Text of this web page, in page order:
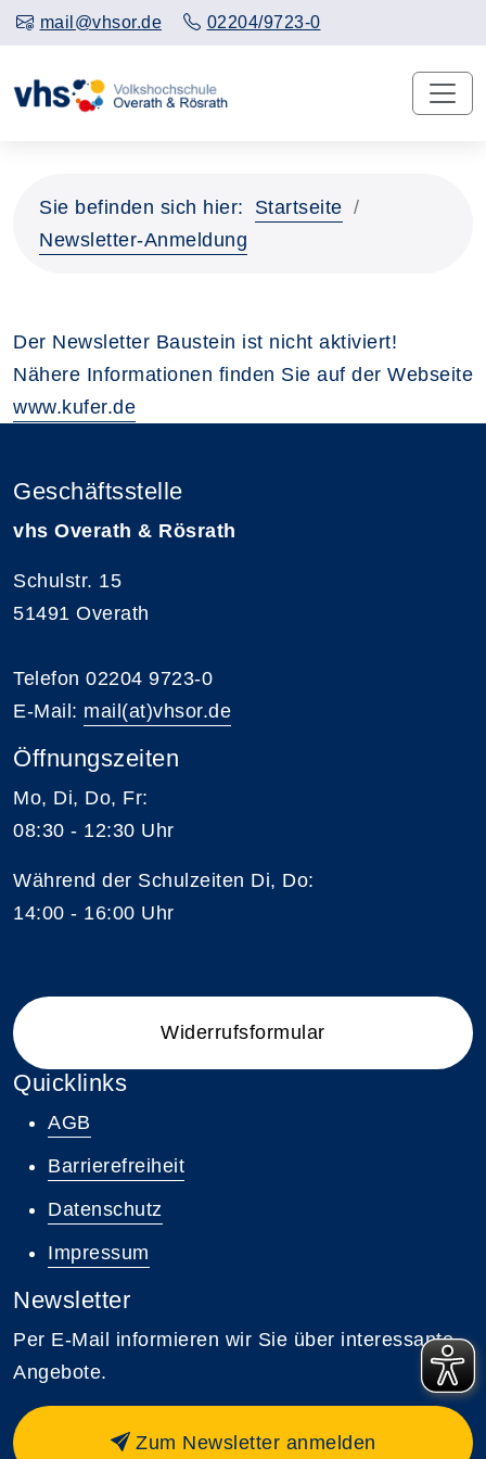
mail@vhsor.de 02204/9723-0
Sie befinden sich hier:
Startseite
Newsletter-Anmeldung
Der Newsletter Baustein ist nicht aktiviert!
Nähere Informationen finden Sie auf der Webseite
www.kufer.de
Geschäftsstelle
vhs Overath & Rösrath
Schulstr. 15
51491 Overath
Telefon 02204 9723-0
E-Mail: mail(at)vhsor.de
Öffnungszeiten
Mo, Di, Do, Fr:
08:30 - 12:30 Uhr
Während der Schulzeiten Di, Do:
14:00 - 16:00 Uhr
Widerrufsformular
Quicklinks
AGB
Barrierefreiheit
Datenschutz
Impressum
Newsletter
Per E-Mail informieren wir Sie über interessante
Angebote.
Zum Newsletter anmelden